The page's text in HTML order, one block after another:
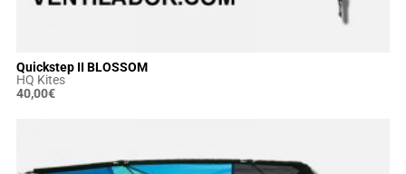
Quickstep II BLOSSOM
HQ Kites
40,00€